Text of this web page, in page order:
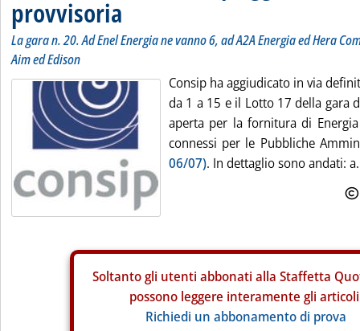
provvisoria
La gara n. 20. Ad Enel Energia ne vanno 6, ad A2A Energia ed Hera
Aim ed Edison
Consip ha aggiudicato in via
da 1 a 15 e il Lotto 17 della gara
aperta per la fornitura di
connessi per le Pubbliche
06/07). In dettaglio sono andati:
Soltanto gli utenti abbonati alla Staffetta
possono leggere interamente gli
Richiedi un abbonamento di prova